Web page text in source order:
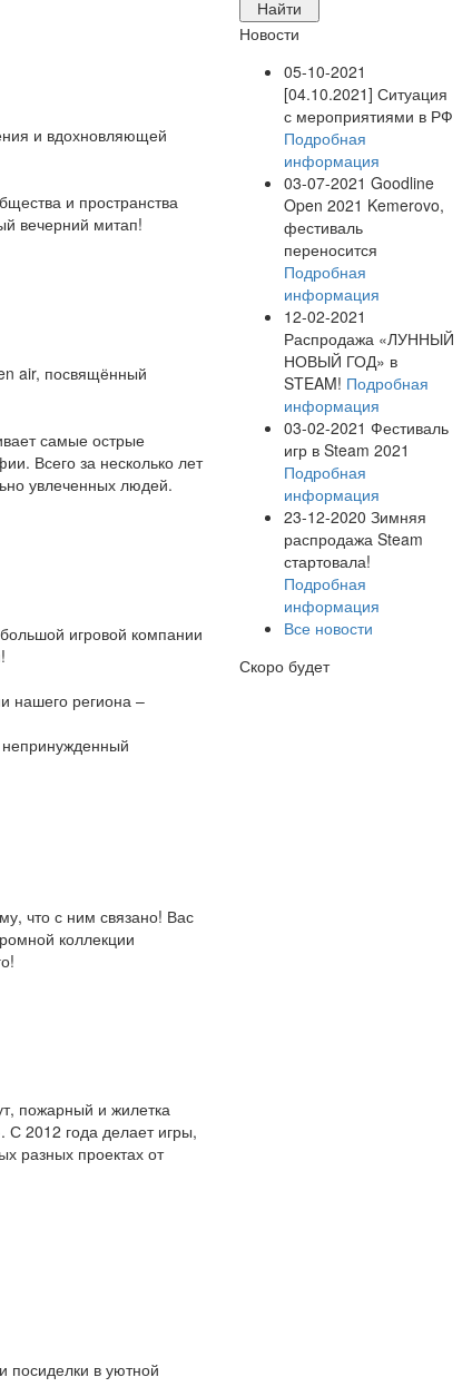
и вдохновляющей
и пространства
вечерний митап!
air, посвящённый
самые острые
Всего за несколько лет
увлеченных людей.
игровой компании
нашего региона –
что с ним связано! Вас
коллекции
пожарный и жилетка
С 2012 года делает игры,
разных проектах от
посиделки в уютной
Новости
05-10-2021
[04.10.2021] Ситуация
с мероприятиями в РФ
Подробная
информация
03-07-2021 Goodline
Open 2021 Kemerovo,
фестиваль
переносится
Подробная
информация
12-02-2021
Распродажа «ЛУННЫЙ
НОВЫЙ ГОД» в
STEAM! Подробная
информация
03-02-2021 Фестиваль
игр в Steam 2021
Подробная
информация
23-12-2020 Зимняя
распродажа Steam
стартовала!
Подробная
информация
Все новости
Скоро будет